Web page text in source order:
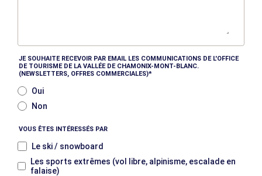
JE SOUHAITE RECEVOIR PAR EMAIL LES COMMUNICATIONS DE L'OFFICE
DE TOURISME DE LA VALLÉE DE CHAMONIX-MONT-BLANC.
(NEWSLETTERS, OFFRES COMMERCIALES)
Oui
Non
VOUS ÊTES INTÉRESSÉS PAR
Le ski / snowboard
Les sports extrêmes (vol libre, alpinisme, escalade en
falaise)